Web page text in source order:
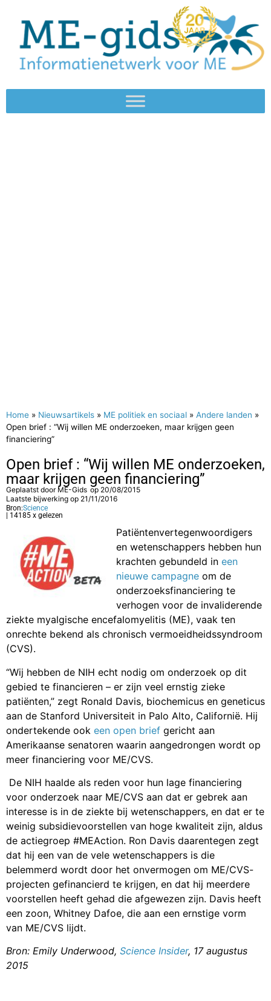
Home » Nieuwsartikels » ME politiek en sociaal » Andere landen »
Open brief : “Wij willen ME onderzoeken, maar krijgen geen
financiering”
Open brief : “Wij willen ME onderzoeken,
maar krijgen geen financiering”
Geplaatst door ME-Gids op 20/08/2015
Laatste bijwerking op 21/11/2016
Bron:Science
| 14185 x gelezen
Patiëntenvertegenwoordigers
en wetenschappers hebben hun
krachten gebundeld in een
nieuwe campagne om de
onderzoeksfinanciering te
verhogen voor de invaliderende
ziekte myalgische encefalomyelitis (ME), vaak ten
onrechte bekend als chronisch vermoeidheidssyndroom
(CVS).
“Wij hebben de NIH echt nodig om onderzoek op dit
gebied te financieren – er zijn veel ernstig zieke
patiënten,” zegt Ronald Davis, biochemicus en geneticus
aan de Stanford Universiteit in Palo Alto, Californië. Hij
ondertekende ook een open brief gericht aan
Amerikaanse senatoren waarin aangedrongen wordt op
meer financiering voor ME/CVS.
De NIH haalde als reden voor hun lage financiering
voor onderzoek naar ME/CVS aan dat er gebrek aan
interesse is in de ziekte bij wetenschappers, en dat er te
weinig subsidievoorstellen van hoge kwaliteit zijn, aldus
de actiegroep #MEAction. Ron Davis daarentegen zegt
dat hij een van de vele wetenschappers is die
belemmerd wordt door het onvermogen om ME/CVS-
projecten gefinancierd te krijgen, en dat hij meerdere
voorstellen heeft gehad die afgewezen zijn. Davis heeft
een zoon, Whitney Dafoe, die aan een ernstige vorm
van ME/CVS lijdt.
Bron: Emily Underwood, Science Insider, 17 augustus
2015